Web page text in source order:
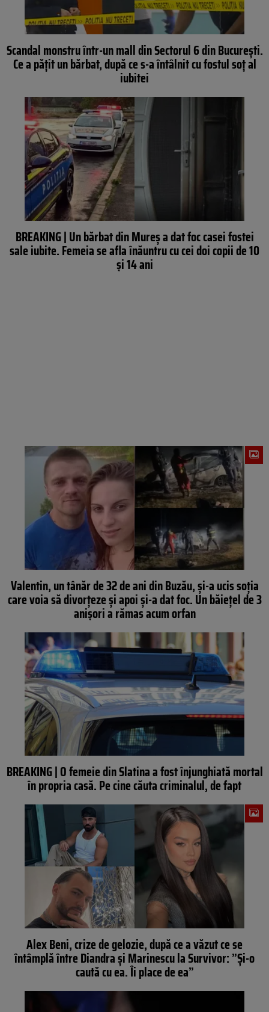
Scandal monstru într-un mall din Sectorul 6 din București.
Ce a pățit un bărbat, după ce s-a întâlnit cu fostul soț al
iubitei
BREAKING | Un bărbat din Mureș a dat foc casei fostei
sale iubite. Femeia se afla înăuntru cu cei doi copii de 10
și 14 ani
Valentin, un tânăr de 32 de ani din Buzău, și-a ucis soția
care voia să divorțeze și apoi și-a dat foc. Un băiețel de 3
anișori a rămas acum orfan
BREAKING | O femeie din Slatina a fost înjunghiată mortal
în propria casă. Pe cine căuta criminalul, de fapt
Alex Beni, crize de gelozie, după ce a văzut ce se
întâmplă între Diandra și Marinescu la Survivor: ”Și-o
caută cu ea. Îi place de ea”